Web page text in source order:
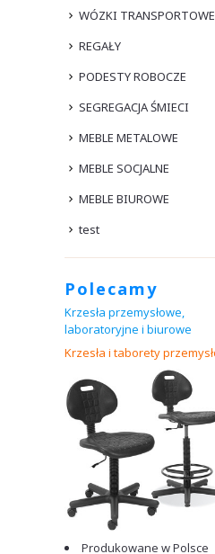
WÓZKI TRANSPORTOWE
REGAŁY
PODESTY ROBOCZE
SEGREGACJA ŚMIECI
MEBLE METALOWE
MEBLE SOCJALNE
MEBLE BIUROWE
test
Polecamy
Krzesła przemysłowe,
laboratoryjne i biurowe
Produkowane w Polsce